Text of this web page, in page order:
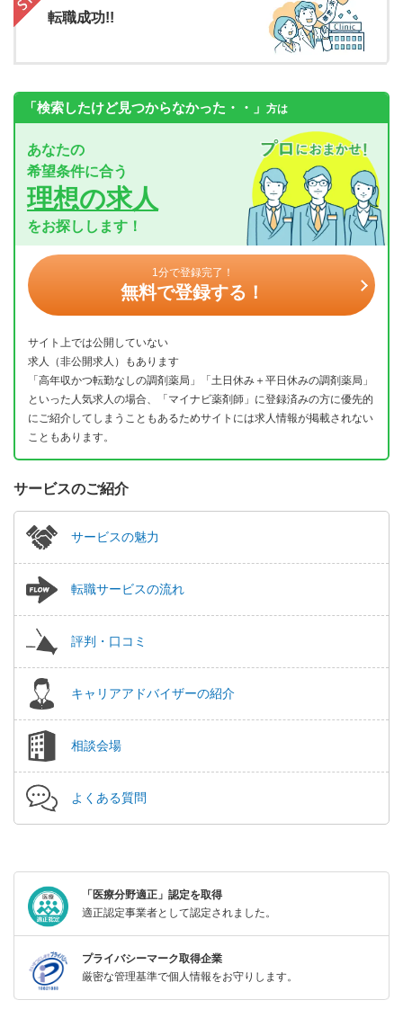
転職成功!!
「検索したけど見つからなかった・・」 方は
あなたの
希望条件に合う
理想の求人
をお探しします！
1分で登録完了！
無料で登録する！
サイト上では公開していない
求人（非公開求人）もあります
「高年収かつ転勤なしの調剤薬局」「土日休み＋平日休みの調剤薬局」
といった人気求人の場合、「マイナビ薬剤師」に登録済みの方に優先的
にご紹介してしまうこともあるためサイトには求人情報が掲載されない
こともあります。
サービスのご紹介
サービスの魅力
転職サービスの流れ
評判・口コミ
キャリアアドバイザーの紹介
相談会場
よくある質問
「医療分野適正」認定を取得
適正認定事業者として認定されました。
プライバシーマーク取得企業
厳密な管理基準で個人情報をお守りします。